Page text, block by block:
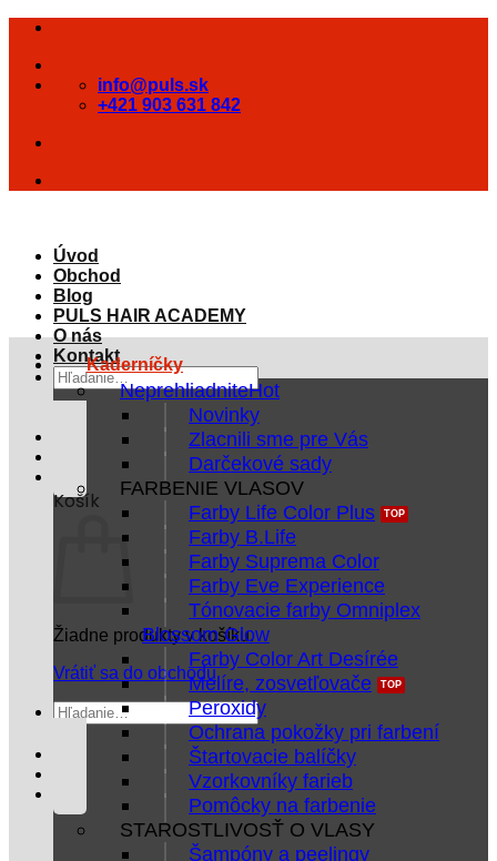
Skip
content
info@puls.sk
+421 903 631 842
Úvod
Obchod
Blog
PULS HAIR ACADEMY
O nás
Kontakt
Hľadať:
Košík
Žiadne produkty v košíku.
Vrátiť sa do obchodu
Hľadať:
Kaderníčky
Neprehliadnite
Novinky
Zlacnili sme pre Vás
Darčekové sady
FARBENIE VLASOV
Farby Life Color Plus
Farby B.Life
Farby Suprema Color
Farby Eve Experience
Tónovacie farby Omniplex
Blossom Glow
Farby Color Art Desírée
Melíre, zosvetľovače
Peroxidy
Ochrana pokožky pri farbení
Štartovacie balíčky
Vzorkovníky farieb
Pomôcky na farbenie
STAROSTLIVOSŤ O VLASY
Šampóny a peelingy